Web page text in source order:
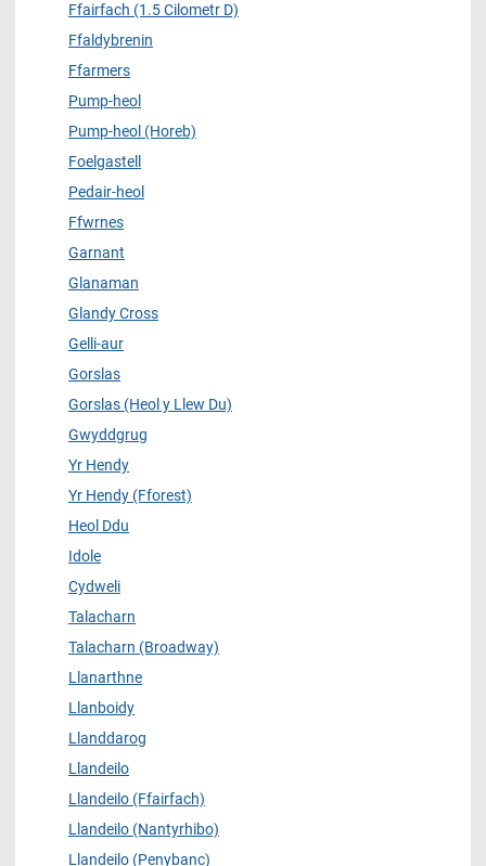
Ffairfach (1.5 Cilometr D)
Ffaldybrenin
Ffarmers
Pump-heol
Pump-heol (Horeb)
Foelgastell
Pedair-heol
Ffwrnes
Garnant
Glanaman
Glandy Cross
Gelli-aur
Gorslas
Gorslas (Heol y Llew Du)
Gwyddgrug
Yr Hendy
Yr Hendy (Fforest)
Heol Ddu
Idole
Cydweli
Talacharn
Talacharn (Broadway)
Llanarthne
Llanboidy
Llanddarog
Llandeilo
Llandeilo (Ffairfach)
Llandeilo (Nantyrhibo)
Llandeilo (Penybanc)